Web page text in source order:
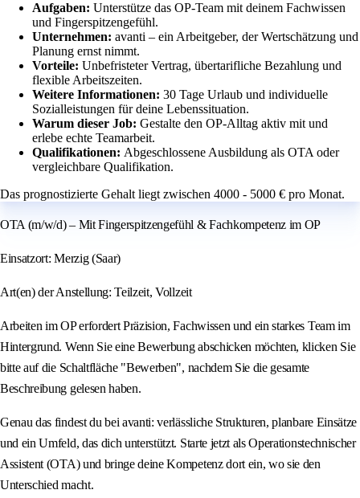
Aufgaben: Unterstütze das OP-Team mit deinem Fachwissen
und Fingerspitzengefühl.
Unternehmen: avanti – ein Arbeitgeber, der Wertschätzung und
Planung ernst nimmt.
Vorteile: Unbefristeter Vertrag, übertarifliche Bezahlung und
flexible Arbeitszeiten.
Weitere Informationen: 30 Tage Urlaub und individuelle
Sozialleistungen für deine Lebenssituation.
Warum dieser Job: Gestalte den OP-Alltag aktiv mit und
erlebe echte Teamarbeit.
Qualifikationen: Abgeschlossene Ausbildung als OTA oder
vergleichbare Qualifikation.
Das prognostizierte Gehalt liegt zwischen 4000 - 5000 € pro Monat.
OTA (m/w/d) – Mit Fingerspitzengefühl & Fachkompetenz im OP
Einsatzort: Merzig (Saar)
Art(en) der Anstellung: Teilzeit, Vollzeit
Arbeiten im OP erfordert Präzision, Fachwissen und ein starkes Team im
Hintergrund. Wenn Sie eine Bewerbung abschicken möchten, klicken Sie
bitte auf die Schaltfläche "Bewerben", nachdem Sie die gesamte
Beschreibung gelesen haben.
Genau das findest du bei avanti: verlässliche Strukturen, planbare Einsätze
und ein Umfeld, das dich unterstützt. Starte jetzt als Operationstechnischer
Assistent (OTA) und bringe deine Kompetenz dort ein, wo sie den
Unterschied macht.